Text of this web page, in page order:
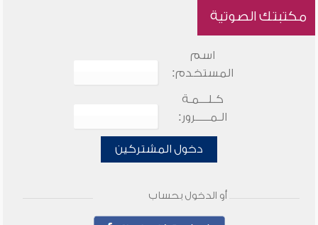
مكتبتك الصوتية
اسم
المستخدم:
كـلـــمـة
الـمـــــرور:
دخول المشتركين
أو الدخول بحساب